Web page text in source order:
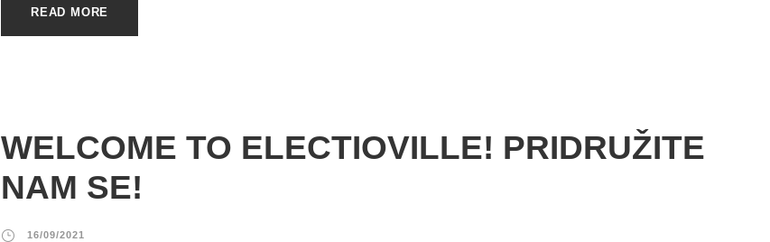
READ MORE
WELCOME TO ELECTIOVILLE! PRIDRUŽITE
NAM SE!
16/09/2021